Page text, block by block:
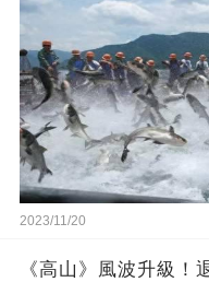
2023/11/20
《高山》風波升級！